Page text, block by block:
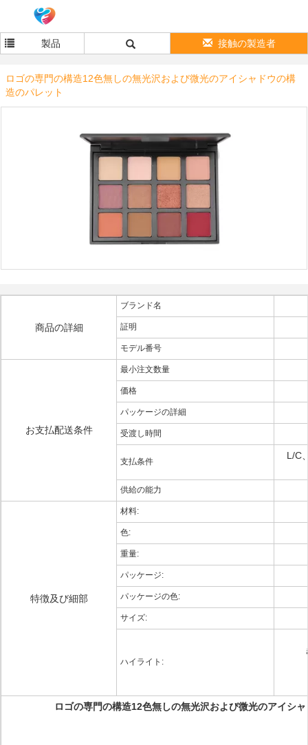
製品 接触の製造者
ロゴの専門の構造12色無しの無光沢および微光のアイシャドウの構
造のパレット
商品の詳細
ブランド名
証明
モデル番号
お支払配送条件
最小注文数量
価格
パッケージの詳細
受渡し時間
支払条件
L/C
供給の能力
特徴及び細部
材料:
色:
重量:
パッケージ:
パッケージの色:
サイズ:
ハイライト:
ロゴの専門の構造12色無しの無光沢および微光のアイシ